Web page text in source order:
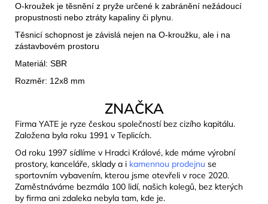
O-kroužek je těsnění z pryže určené k zabránění nežádoucí
propustnosti nebo ztráty kapaliny či plynu.
Těsnicí schopnost je závislá nejen na O-kroužku, ale i na
zástavbovém prostoru
Materiál: SBR
Rozměr: 12x8 mm
ZNAČKA
Firma YATE je ryze českou společností bez cizího kapitálu.
Založena byla roku 1991 v Teplicích.
Od roku 1997 sídlíme v Hradci Králové, kde máme výrobní
prostory, kanceláře, sklady a i kamennou prodejnu se
sportovním vybavením, kterou jsme otevřeli v roce 2020.
Zaměstnáváme bezmála 100 lidí, našich kolegů, bez kterých
by firma ani zdaleka nebyla tam, kde je.
e
m
e
LAKEN
LÁHEV
ML
MODRÁ
379
Kč